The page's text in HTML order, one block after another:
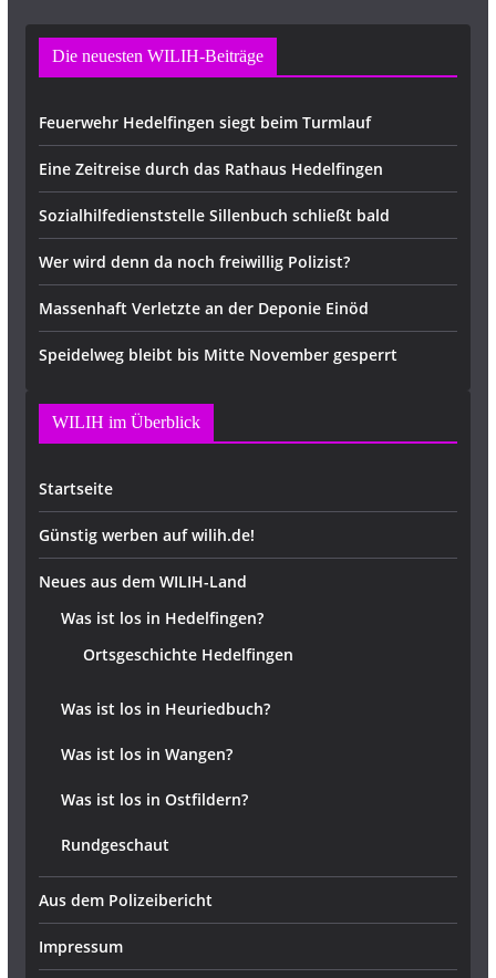
Die neuesten WILIH-Beiträge
Feuerwehr Hedelfingen siegt beim Turmlauf
Eine Zeitreise durch das Rathaus Hedelfingen
Sozialhilfedienststelle Sillenbuch schließt bald
Wer wird denn da noch freiwillig Polizist?
Massenhaft Verletzte an der Deponie Einöd
Speidelweg bleibt bis Mitte November gesperrt
WILIH im Überblick
Startseite
Günstig werben auf wilih.de!
Neues aus dem WILIH-Land
Was ist los in Hedelfingen?
Ortsgeschichte Hedelfingen
Was ist los in Heuriedbuch?
Was ist los in Wangen?
Was ist los in Ostfildern?
Rundgeschaut
Aus dem Polizeibericht
Impressum